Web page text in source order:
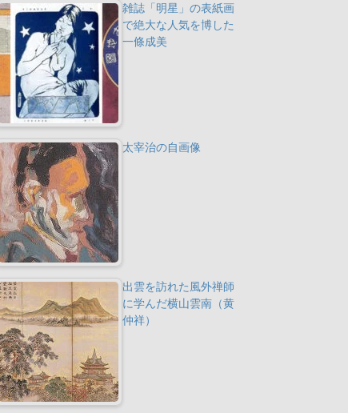
雑誌「明星」の表紙画
で絶大な人気を博した
一條成美
太宰治の自画像
出雲を訪れた風外禅師
に学んだ横山雲南（黄
仲祥）